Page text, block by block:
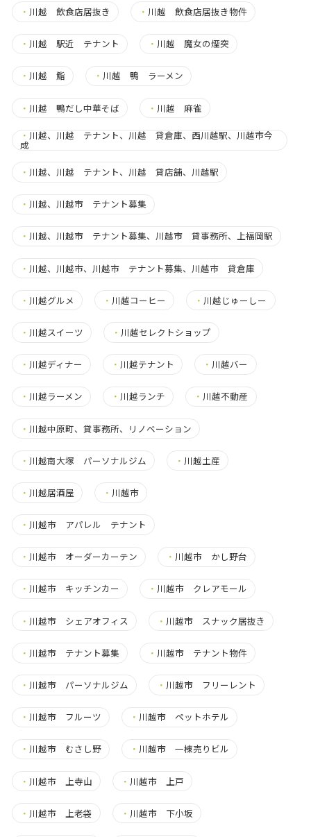
・ 川越 飲食店居抜き ・ 川越 飲食店居抜き物件
・ 川越 駅近 テナント ・ 川越 魔女の煙突
・ 川越 鮨 ・ 川越 鴨 ラーメン
・ 川越 鴨だし中華そば ・ 川越 麻雀
・ 川越、川越 テナント、川越 貸倉庫、西川越駅、川越市今
成
・ 川越、川越 テナント、川越 貸店舗、川越駅
・ 川越、川越市 テナント募集
・ 川越、川越市 テナント募集、川越市 貸事務所、上福岡駅
・ 川越、川越市、川越市 テナント募集、川越市 貸倉庫
・ 川越グルメ ・ 川越コーヒー ・ 川越じゅーしー
・ 川越スイーツ ・ 川越セレクトショップ
・ 川越ディナー ・ 川越テナント ・ 川越バー
・ 川越ラーメン ・ 川越ランチ ・ 川越不動産
・ 川越中原町、貸事務所、リノベーション
・ 川越南大塚 パーソナルジム ・ 川越土産
・ 川越居酒屋 ・ 川越市
・ 川越市 アパレル テナント
・ 川越市 オーダーカーテン ・ 川越市 かし野台
・ 川越市 キッチンカー ・ 川越市 クレアモール
・ 川越市 シェアオフィス ・ 川越市 スナック居抜き
・ 川越市 テナント募集 ・ 川越市 テナント物件
・ 川越市 パーソナルジム ・ 川越市 フリーレント
・ 川越市 フルーツ ・ 川越市 ペットホテル
・ 川越市 むさし野 ・ 川越市 一棟売りビル
・ 川越市 上寺山 ・ 川越市 上戸
・ 川越市 上老袋 ・ 川越市 下小坂